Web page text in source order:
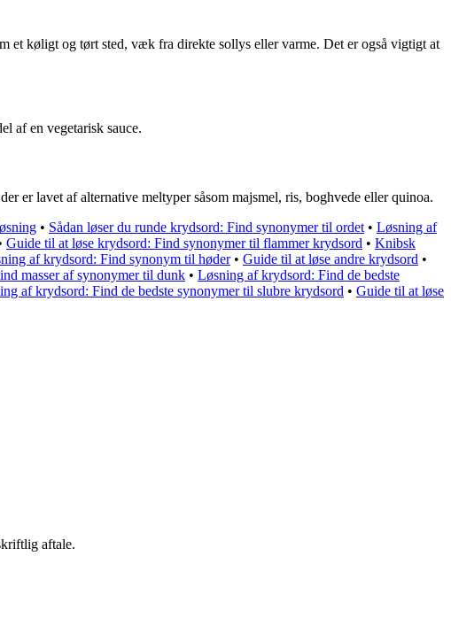
et køligt og tørt sted, væk fra direkte sollys eller varme. Det er også vigtigt at
af en vegetarisk sauce.
er lavet af alternative meltyper såsom majsmel, ris, boghvede eller quinoa.
• Sådan løser du runde krydsord: Find synonymer til ordet • Løsning af
Guide til at løse krydsord: Find synonymer til flammer krydsord • Knibsk
af krydsord: Find synonym til høder• Guide til at løse andre krydsord •
masser af synonymer til dunk • Løsning af krydsord: Find de bedste
af krydsord: Find de bedste synonymer til slubre krydsord • Guide til at løse
aftale.